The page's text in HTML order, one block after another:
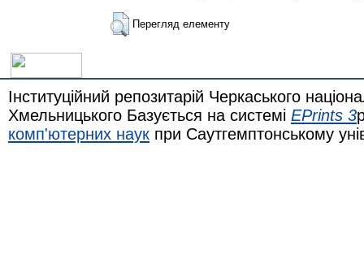
Перегляд елементу
Інституційний репозитарій Черкаського
Хмельницького Базується на системі EPrints 3
комп'ютерних наук при Саутгемптонському